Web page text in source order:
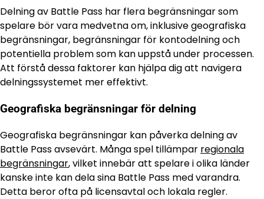
Delning av Battle Pass har flera begränsningar som
spelare bör vara medvetna om, inklusive geografiska
begränsningar, begränsningar för kontodelning och
potentiella problem som kan uppstå under processen.
Att förstå dessa faktorer kan hjälpa dig att navigera
delningssystemet mer effektivt.
Geografiska begränsningar för delning
Geografiska begränsningar kan påverka delning av
Battle Pass avsevärt. Många spel tillämpar regionala
begränsningar, vilket innebär att spelare i olika länder
kanske inte kan dela sina Battle Pass med varandra.
Detta beror ofta på licensavtal och lokala regler.